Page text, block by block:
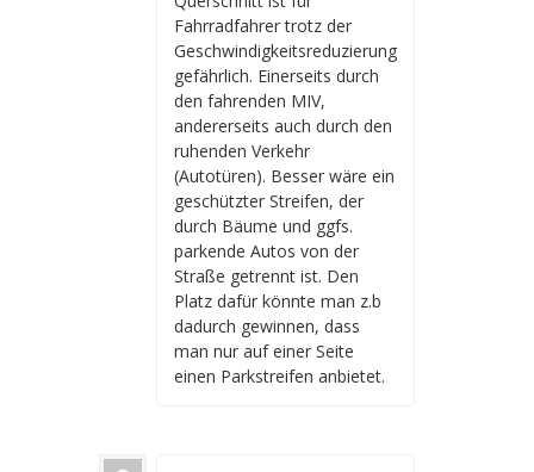
Fahrradfahrer trotz der
Geschwindigkeitsreduzierung
gefährlich. Einerseits durch
den fahrenden MIV,
andererseits auch durch den
ruhenden Verkehr
(Autotüren). Besser wäre ein
geschützter Streifen, der
durch Bäume und ggfs.
parkende Autos von der
Straße getrennt ist. Den
Platz dafür könnte man z.b
dadurch gewinnen, dass
man nur auf einer Seite
einen Parkstreifen anbietet.